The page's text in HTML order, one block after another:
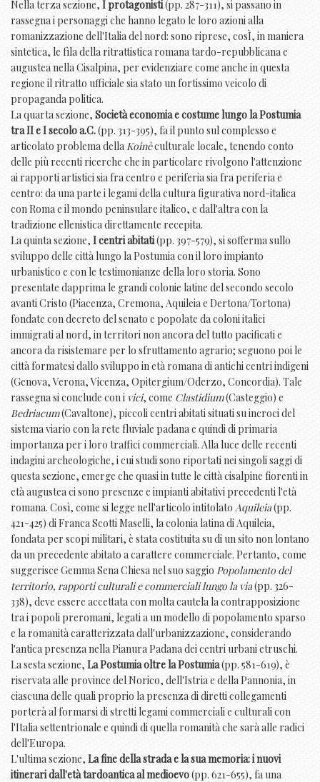
Nella terza sezione, I protagonisti(pp. 287-311), si passano in
rassegna i personaggi che hanno legato le loro azioni alla
romanizzazione dell'Italia del nord: sono riprese, cosÌ, in maniera
sintetica, le fìla della ritrattistica romana tardo-repubblicana e
augustea nella Cisalpina, per evidenziare come anche in questa
regione il ritratto ufficiale sia stato un fortissimo veicolo di
propaganda politica.
La quarta sezione, Società economia e costume lungo la Postumia
tra II e I secolo a.C.(pp. 313-395), fa il punto sul complesso e
articolato problema della Koinèculturale locale, tenendo conto
delle più recenti ricerche che in particolare rivolgono l'attenzione
ai rapporti artistici sia fra centro e periferia sia fra periferia e
centro: da una parte i legami della cultura figurativa nord-italica
con Roma e il mondo peninsulare italico, e dall'altra con la
tradizione ellenistica direttamente recepita.
La quinta sezione, I centri abitati(pp. 397-579), si sofferma sullo
sviluppo delle città lungo la Postumia con il loro impianto
urbanistico e con le testimonianze della loro storia. Sono
presentate dapprima le grandi colonie latine del secondo secolo
avanti Cristo (Piacenza, Cremona, Aquileia e Dertona/Tortona)
fondate con decreto del senato e popolate da coloni italici
immigrati al nord, in territori non ancora del tutto pacificati e
ancora da risistemare per lo sfruttamento agrario; seguono poi le
città formatesi dallo sviluppo in età romana di antichi centri indigeni
(Genova, Verona, Vicenza, Opitergium/Oderzo, Concordia). Tale
rassegna si conclude con i vici, come Clastidium(Casteggio) e
Bedriacum(Cavaltone), piccoli centri abitati situati su incroci del
sistema viario con la rete fluviale padana e quindi di primaria
importanza per i loro traffici commerciali. Alla luce delle recenti
indagini archeologiche, i cui studi sono riportati nei singoli saggi di
questa sezione, emerge che quasi in tutte le città cisalpine fiorenti in
età augustea ci sono presenze e impianti abitativi precedenti l'età
romana. Così, come si legge nell'articolo intitolato Aquileia(pp.
421-425) di Franca Scotti Maselli, la colonia latina di Aquileia,
fondata per scopi militari, è stata costituita su di un sito non lontano
da un precedente abitato a carattere commerciale. Pertanto, come
suggerisce Gemma Sena Chiesa nel suo saggio Popolamento del
territorio, rapporti culturali e commerciali lungo la via(pp. 326-
338), deve essere accettata con molta cautela la contrapposizione
tra i popoli preromani, legati a un modello di popolamento sparso
e la romanità caratterizzata dall'urbanizzazione, considerando
l'antica presenza nella Pianura Padana dei centri urbani etruschi.
La sesta sezione, La Postumia oltre la Postumia(pp. 581-619), è
riservata alle province del Norico, dell'Istria e della Pannonia, in
ciascuna delle quali proprio la presenza di diretti collegamenti
porterà al formarsi di stretti legami commerciali e culturali con
l'Italia settentrionale e quindi di quella romanità che sarà alle radici
dell'Europa.
L'ultima sezione, La fine della strada e la sua memoria: i nuovi
itinerari dall'età tardoantica al medioevo(pp. 621-655), fa una